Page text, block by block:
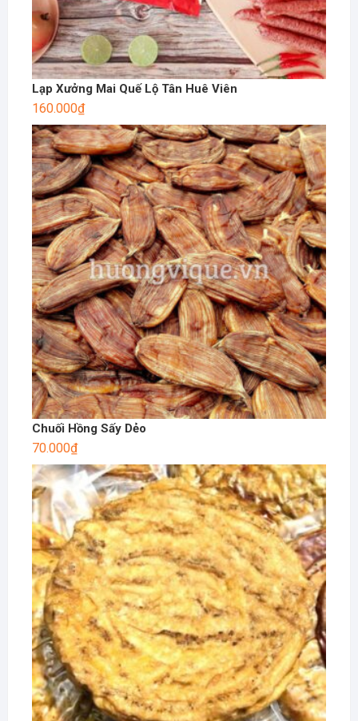
Lạp Xưởng Mai Quế Lộ Tân Huê Viên
160.000₫
Chuối Hồng Sấy Dẻo
70.000₫